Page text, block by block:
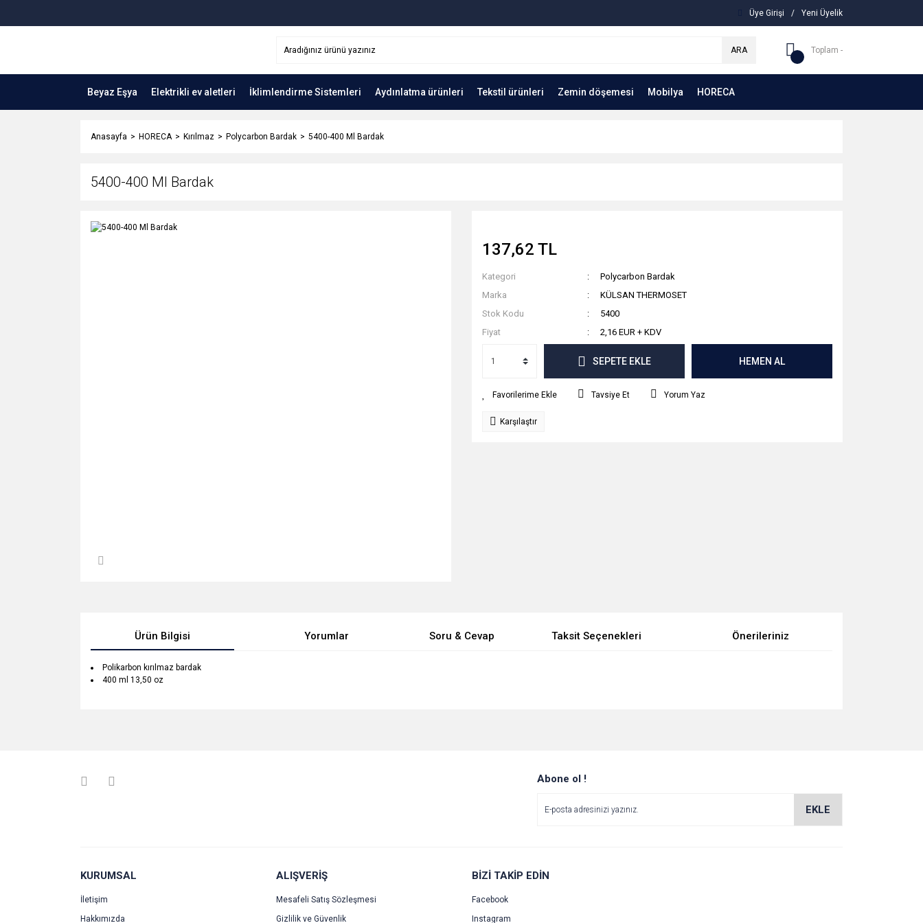
Üye Girişi / Yeni Üyelik
ARA Toplam -
Beyaz Eşya Elektrikli ev aletleri İklimlendirme Sistemleri Aydınlatma ürünleri Tekstil ürünleri Zemin döşemesi Mobilya HORECA
Anasayfa HORECA Kırılmaz Polycarbon Bardak 5400-400 Ml Bardak
5400-400 Ml Bardak
137,62 TL
Kategori
Polycarbon Bardak
Marka
KÜLSAN THERMOSET
Stok Kodu
5400
Fiyat
2,16 EUR + KDV
SEPETE EKLE HEMEN AL
Tavsiye Et Yorum Yaz
Karşılaştır
Ürün Bilgisi Yorumlar Soru & Cevap Taksit Seçenekleri Önerileriniz
Polikarbon kırılmaz bardak
400 ml 13,50 oz
Abone ol !
EKLE
KURUMSAL
İletişim
Hakkımızda
ALIŞVERİŞ
Mesafeli Satış Sözleşmesi
Gizlilik ve Güvenlik
BİZİ TAKİP EDİN
Facebook
Instagram